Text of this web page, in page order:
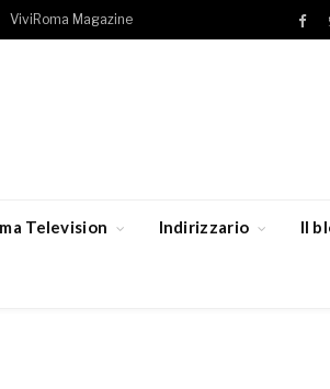
ViviRoma Magazine
Television Indirizzario Il